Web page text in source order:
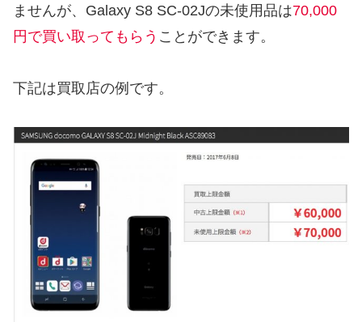
ませんが、Galaxy S8 SC-02Jの未使用品は70,000
円で買い取ってもらう ことができます。
下記は買取店の例です。